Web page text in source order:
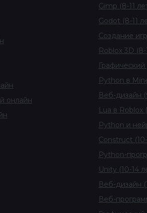
Gimp (8-11
Godot (8-11
Создание
Roblox 3D (8-
Графический
Python в
Веб-дизайн
Lua в Roblox
Python и
Construct (10-
Python-
Unity (10-14
Веб-дизайн
Веб-
онлайн